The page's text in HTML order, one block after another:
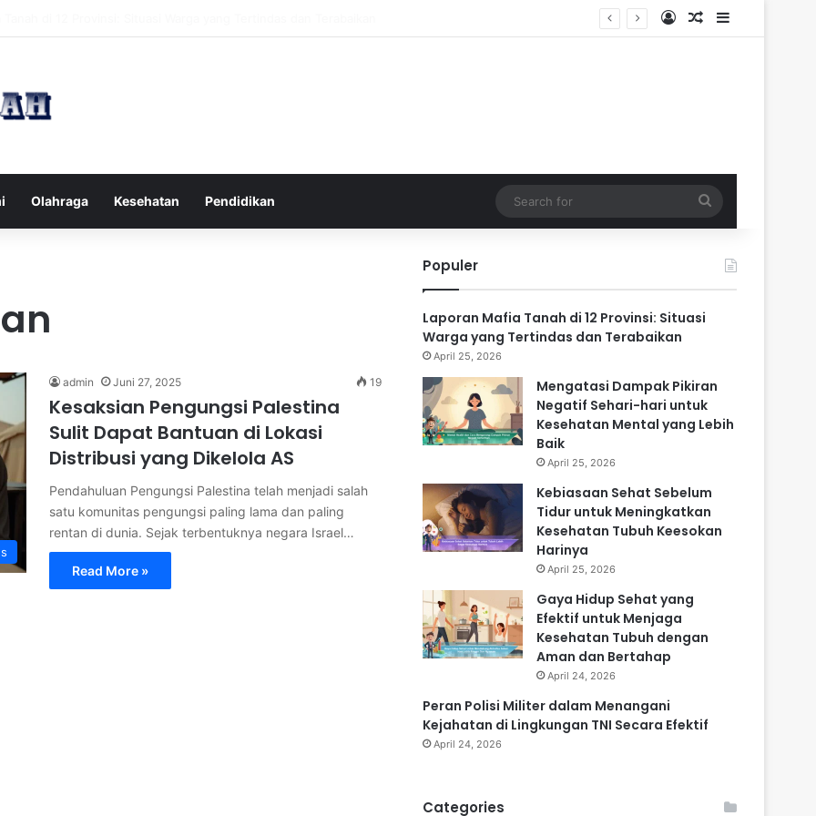
Log InRandom Article
Sidebar
Olahraga Kesehatan Pendidikan
for
admin Juni 27, 2025 19
Kesaksian Pengungsi Palestina
Sulit Dapat Bantuan di Lokasi
Distribusi yang Dikelola AS
Pendahuluan Pengungsi Palestina telah menjadi salah
satu komunitas pengungsi paling lama dan paling
rentan di dunia. Sejak terbentuknya negara Israel…
Read More »
Populer
Laporan Mafia Tanah di 12 Provinsi: Situasi
Warga yang Tertindas dan Terabaikan
April 25, 2026
Mengatasi Dampak Pikiran
Negatif Sehari-hari untuk
Kesehatan Mental yang Lebih
Baik
April 25, 2026
Kebiasaan Sehat Sebelum
Tidur untuk Meningkatkan
Kesehatan Tubuh Keesokan
Harinya
April 25, 2026
Gaya Hidup Sehat yang
Efektif untuk Menjaga
Kesehatan Tubuh dengan
Aman dan Bertahap
April 24, 2026
Peran Polisi Militer dalam Menangani
Kejahatan di Lingkungan TNI Secara Efektif
April 24, 2026
Categories